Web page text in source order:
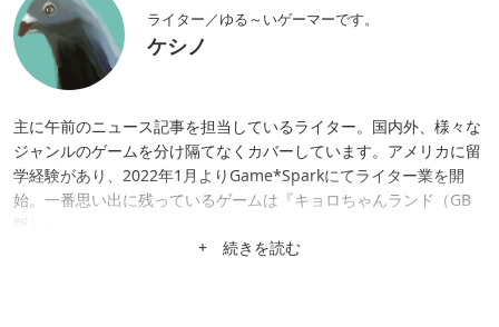
ライター／ゆる～いゲーマーです。
ケシノ
主に午前のニュース記事を担当しているライター。国内外、様々な
ジャンルのゲームを分け隔てなくカバーしています。アメリカに留
学経験があり、2022年1月よりGame*Sparkにてライター業を開
始。一番思い出に残っているゲームは『キョロちゃんランド（GB
版）』。
+ 続きを読む